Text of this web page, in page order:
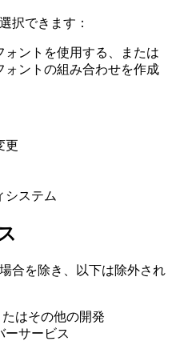
択できます：
ォントを使用する、または
ォントの組み合わせを作成
更
システム
合を除き、以下は除外され
たはその他の開発
ーサービス